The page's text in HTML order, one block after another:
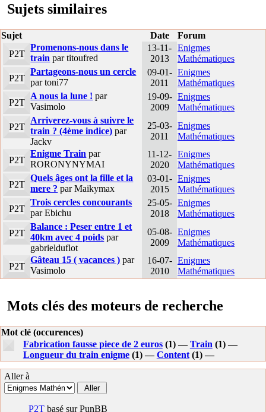
Sujets similaires
Sujet Date
Forum
P2T
Promenons-nous dans le
train par titoufred
13-11-
2013
Enigmes
Mathématiques
P2T
Partageons-nous un cercle
par toni77
09-01-
2011
Enigmes
Mathématiques
P2T
A nous la lune ! par
Vasimolo
19-09-
2009
Enigmes
Mathématiques
P2T
Arriverez-vous à suivre le
train ? (4ème indice) par
Jackv
25-03-
2011
Enigmes
Mathématiques
P2T
Enigme Train par
RORONYNYMAI
11-12-
2020
Enigmes
Mathématiques
P2T
Quels âges ont la fille et la
mere ? par Maikymax
03-01-
2015
Enigmes
Mathématiques
P2T
Trois cercles concourants
par Ebichu
25-05-
2018
Enigmes
Mathématiques
P2T
Balance : Peser entre 1 et
40km avec 4 poids par
gabrielduflot
05-08-
2009
Enigmes
Mathématiques
P2T
Gâteau 15 ( vacances ) par
Vasimolo
16-07-
2010
Enigmes
Mathématiques
Mots clés des moteurs de recherche
Mot clé (occurences)
Fabrication fausse piece de 2 euros(1) —Train (1) —
Longueur du train enigme(1) —Content(1) —
Aller à
P2Tbasé sur PunBB